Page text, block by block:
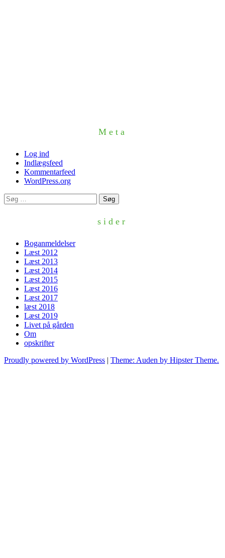
Meta
Log ind
Indlægsfeed
Kommentarfeed
WordPress.org
Søg
efter:
sider
Boganmeldelser
Læst 2012
Læst 2013
Læst 2014
Læst 2015
Læst 2016
Læst 2017
læst 2018
Læst 2019
Livet på gården
Om
opskrifter
Proudly powered by WordPress | Theme: Auden by Hipster Theme.